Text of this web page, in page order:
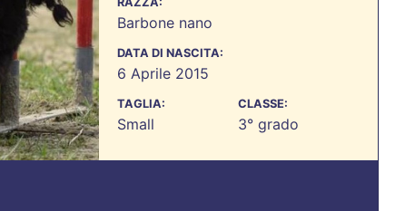
Barbone nano
DATA DI NASCITA:
6 Aprile 2015
TAGLIA:
Small
CLASSE:
3° grado